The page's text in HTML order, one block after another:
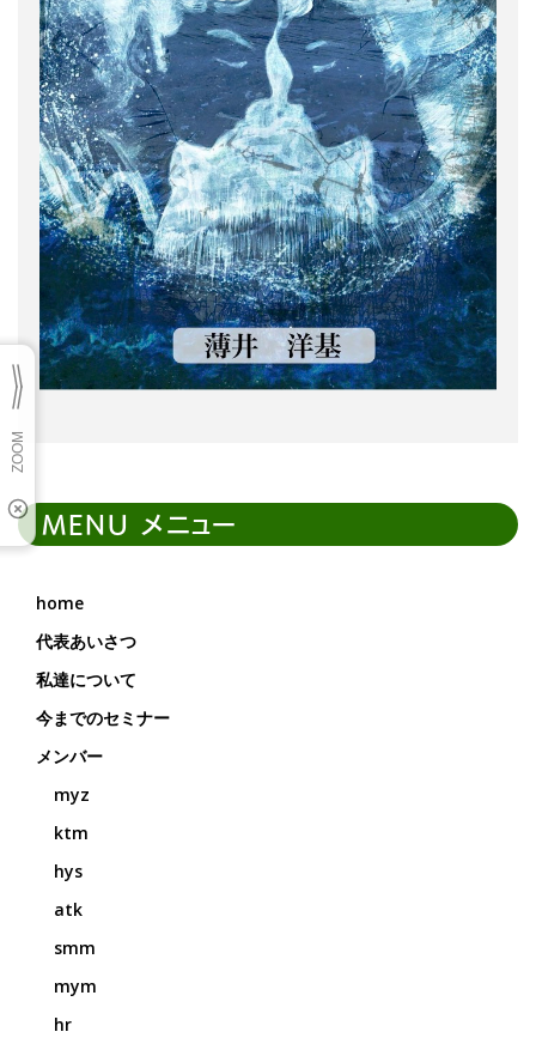
MENU メニュー
home
代表あいさつ
私達について
今までのセミナー
メンバー
myz
ktm
hys
atk
smm
mym
hr